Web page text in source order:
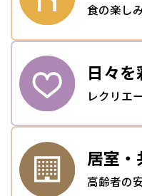
食の楽し
日々を
レクリエ
居室・
高齢者の